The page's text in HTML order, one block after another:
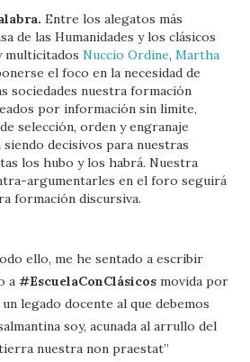
Entre los alegatos más
de las Humanidades y los clásicos
multicitadosNuccio Ordine, Martha
el foco en la necesidad de
sociedades nuestra formación
por información sin límite,
selección, orden y engranaje
decisivos para nuestras
los hubo y los habrá. Nuestra
argumentarles en el foro seguirá
formación discursiva.
ello, me he sentado a escribir
a#EscuelaConClásicos movida por
legado docente al que debemos
soy, acunada al arrullo del
nuestra non praestat”